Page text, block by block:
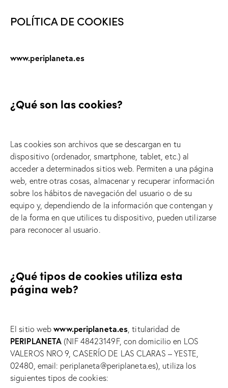
POLÍTICA DE COOKIES
www.periplaneta.es
¿Qué son las cookies?
Las cookies son archivos que se descargan en tu
dispositivo (ordenador, smartphone, tablet, etc.) al
acceder a determinados sitios web. Permiten a una página
web, entre otras cosas, almacenar y recuperar información
sobre los hábitos de navegación del usuario o de su
equipo y, dependiendo de la información que contengan y
de la forma en que utilices tu dispositivo, pueden utilizarse
para reconocer al usuario.
¿Qué tipos de cookies utiliza esta
página web?
El sitio webwww.periplaneta.es, titularidad de
PERIPLANETA (NIF 48423149F, con domicilio en LOS
VALEROS NRO 9, CASERÍO DE LAS CLARAS – YESTE,
02480, email: periplaneta@periplaneta.es), utiliza los
siguientes tipos de cookies: